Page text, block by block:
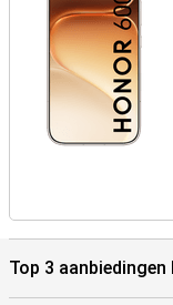
Top 3 aanbiedingen